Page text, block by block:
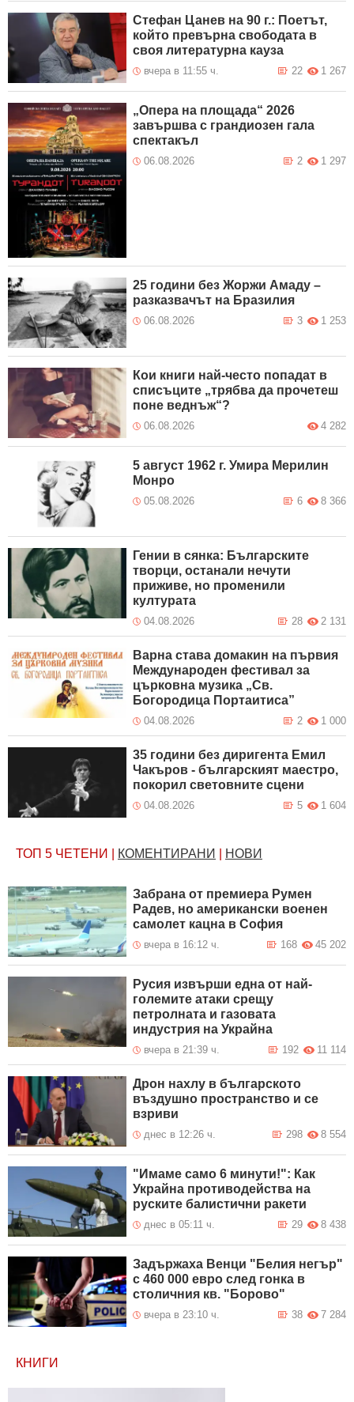
Стефан Цанев на 90 г.: Поетът,
който превърна свободата в
своя литературна кауза
вчера в 11:55 ч. 1 267
22
„Опера на площада“ 2026
завършва с грандиозен гала
спектакъл
06.08.2026 1 297
2
25 години без Жоржи Амаду –
разказвачът на Бразилия
06.08.2026 1 253
3
Кои книги най-често попадат в
списъците „трябва да прочетеш
поне веднъж“?
06.08.2026 4 282
5 август 1962 г. Умира Мерилин
Монро
05.08.2026 8 366
6
Гении в сянка: Българските
творци, останали нечути
приживе, но променили
културата
04.08.2026 2 131
28
Варна става домакин на първия
Международен фестивал за
църковна музика „Св.
Богородица Портаитиса”
04.08.2026 1 000
2
35 години без диригента Емил
Чакъров - българският маестро,
покорил световните сцени
04.08.2026 1 604
5
ТОП 5 ЧЕТЕНИ КОМЕНТИРАНИ НОВИ
Забрана от премиера Румен
Радев, но американски военен
самолет кацна в София
вчера в 16:12 ч. 45 202
168
Русия извърши една от най-
големите атаки срещу
петролната и газовата
индустрия на Украйна
вчера в 21:39 ч. 11 114
192
Дрон нахлу в българското
въздушно пространство и се
взриви
днес в 12:26 ч. 8 554
298
"Имаме само 6 минути!": Как
Украйна противодейства на
руските балистични ракети
днес в 05:11 ч. 8 438
29
Задържаха Венци "Белия негър"
с 460 000 евро след гонка в
столичния кв. "Борово"
вчера в 23:10 ч. 7 284
38
КНИГИ